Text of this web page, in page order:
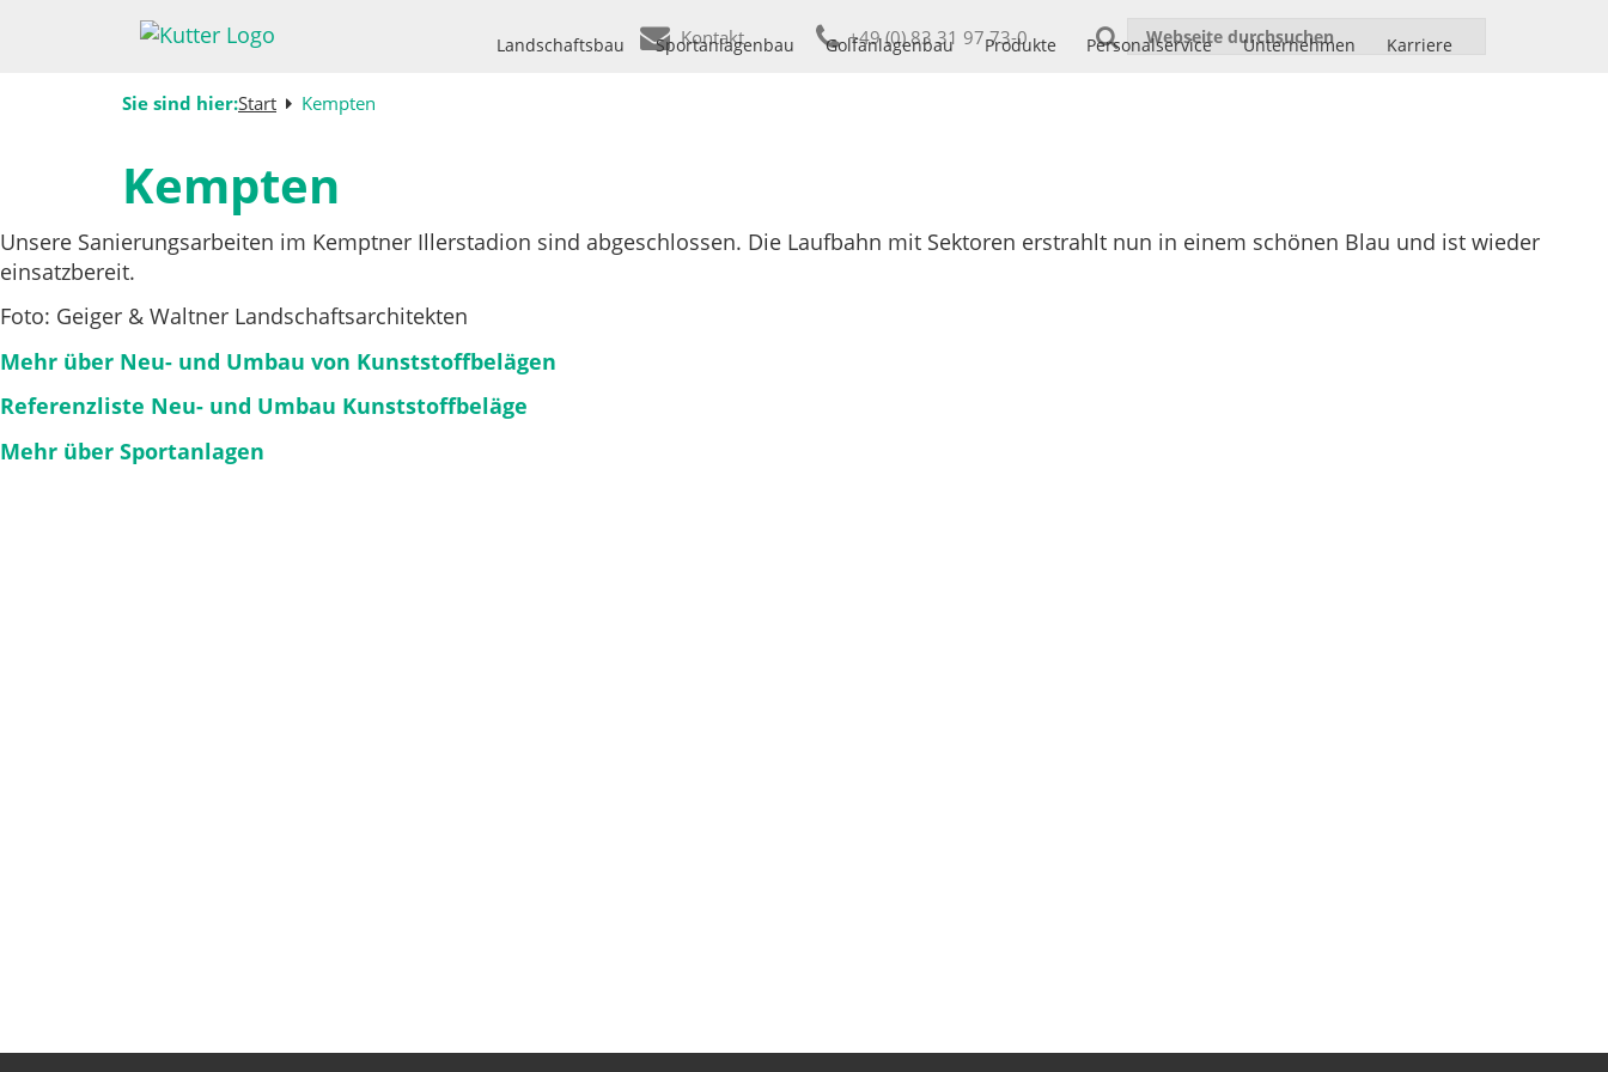
Kontakt +49 (0) 83 31 97 73-0
Landschaftsbau Sportanlagenbau Golfanlagenbau Produkte Personalservice Unternehmen Karriere
Sie sind hier:Start Kempten
Kempten
Unsere Sanierungsarbeiten im Kemptner Illerstadion sind abgeschlossen. Die Laufbahn mit Sektoren erstrahlt nun in einem schönen Blau und ist wieder
einsatzbereit.
Foto: Geiger & Waltner Landschaftsarchitekten
Mehr über Neu- und Umbau von Kunststoffbelägen
Referenzliste Neu- und Umbau Kunststoffbeläge
Mehr über Sportanlagen